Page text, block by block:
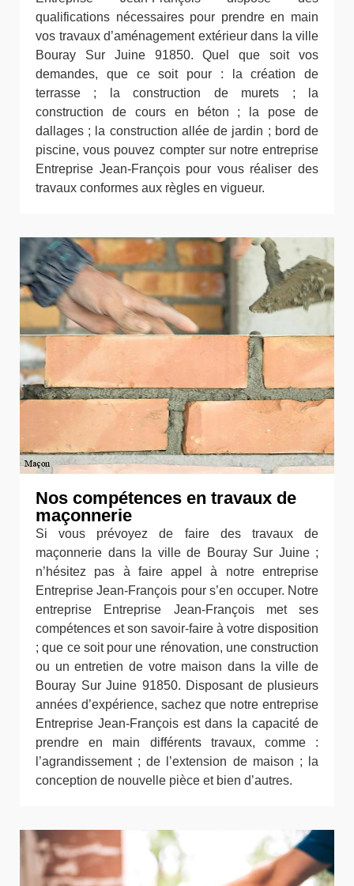
qualifications nécessaires pour prendre en main
vos travaux d’aménagement extérieur dans la ville
Bouray Sur Juine 91850. Quel que soit vos
demandes, que ce soit pour : la création de
terrasse ; la construction de murets ; la
construction de cours en béton ; la pose de
dallages ; la construction allée de jardin ; bord de
piscine, vous pouvez compter sur notre entreprise
Entreprise Jean-François pour vous réaliser des
travaux conformes aux règles en vigueur.
Nos compétences en travaux de
maçonnerie
Si vous prévoyez de faire des travaux de
maçonnerie dans la ville de Bouray Sur Juine ;
n’hésitez pas à faire appel à notre entreprise
Entreprise Jean-François pour s’en occuper. Notre
entreprise Entreprise Jean-François met ses
compétences et son savoir-faire à votre disposition
; que ce soit pour une rénovation, une construction
ou un entretien de votre maison dans la ville de
Bouray Sur Juine 91850. Disposant de plusieurs
années d’expérience, sachez que notre entreprise
Entreprise Jean-François est dans la capacité de
prendre en main différents travaux, comme :
l’agrandissement ; de l’extension de maison ; la
conception de nouvelle pièce et bien d’autres.